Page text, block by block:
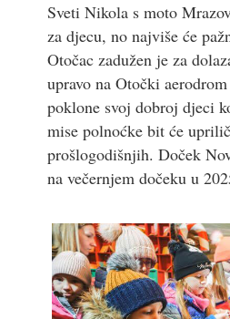
Sveti Nikola s moto
za djecu, no najviše će
Otočac zadužen je za
upravo na Otočki
poklone svoj dobroj djeci
mise polnoćke bit će
prošlogodišnjih. Doček
na večernjem dočeku u